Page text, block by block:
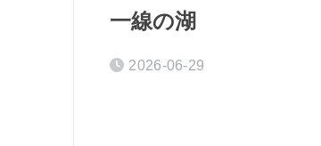
一線の湖
2026-06-29